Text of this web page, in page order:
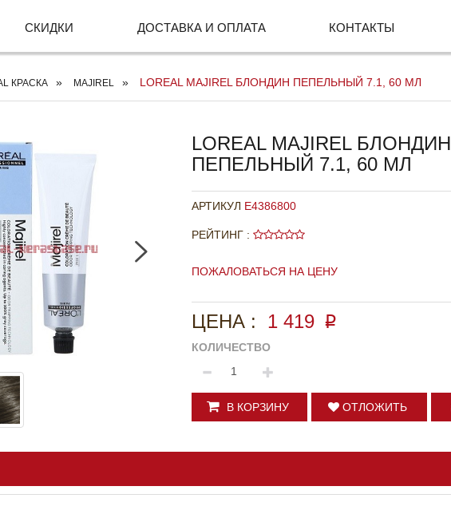
СКИДКИ ДОСТАВКА И ОПЛАТА КОНТАКТЫ
КРАСКА MAJIREL LOREAL MAJIREL БЛОНДИН ПЕПЕЛЬНЫЙ 7.1, 60 МЛ
LOREAL MAJIREL БЛОНДИН
ПЕПЕЛЬНЫЙ 7.1, 60 МЛ
АРТИКУЛ E4386800
РЕЙТИНГ :
ПОЖАЛОВАТЬСЯ НА ЦЕНУ
ЦЕНА : 1 419 p
КОЛИЧЕСТВО
В КОРЗИНУ ОТЛОЖИТЬ